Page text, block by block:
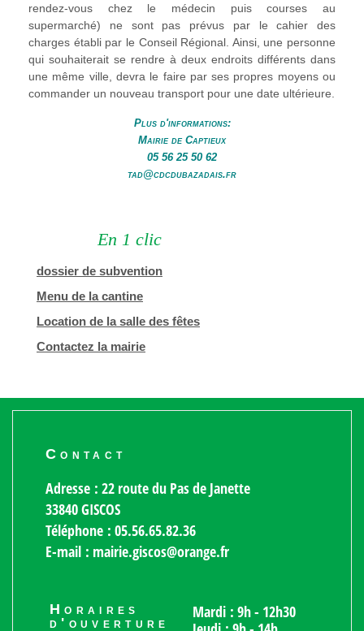
rendez-vous chez le médecin puis courses au
supermarché) ne sont pas prévus par le cahier des
charges établi par le Conseil Régional. Ainsi, une personne
qui souhaiterait se rendre à deux endroits différents dans
une même ville, devra le faire par ses propres moyens ou
commander un nouveau transport pour une date ultérieure.
Plus d'informations:
Mairie de Captieux
05 56 25 50 62
tad@cdcdubazadais.fr
En 1 clic
dossier de subvention
Menu de la cantine
Location de la salle des fêtes
Contactez la mairie
Contact
Adresse : 22 route du Pas de Janette
33840 GISCOS
Téléphone : 05.56.65.82.36
E-mail : mairie.giscos@orange.fr
Horaires
d'ouverture
Mardi : 9h - 12h30